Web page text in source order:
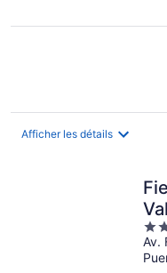
Afficher les détails
4
out
of
Av.